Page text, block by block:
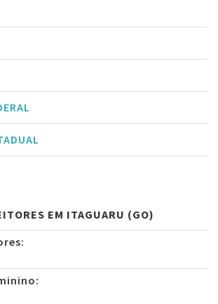
EM ITAGUARU (GO)